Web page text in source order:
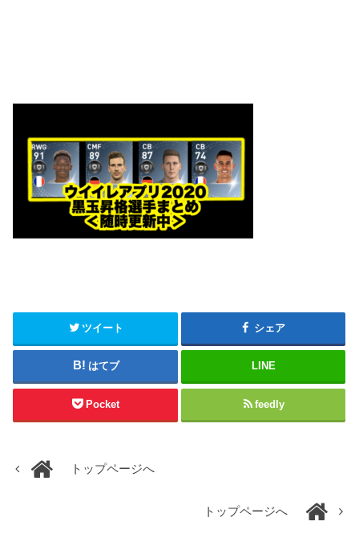
ツイート シェア
はてブ LINE
Pocket feedly
トップページへ
トップページへ